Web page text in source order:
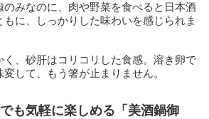
みなのに、肉や野菜を食べると日本酒
に、しっかりした味わいを感じられま
く、砂肝はコリコリした食感。溶き卵で
して、もう箸が止まりません。
も気軽に楽しめる「美酒鍋御